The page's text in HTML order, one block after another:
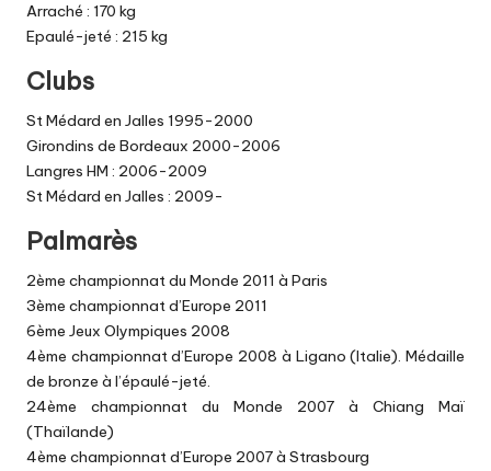
Arraché : 170 kg
Epaulé-jeté : 215 kg
Clubs
St Médard en Jalles 1995-2000
Girondins de Bordeaux 2000-2006
Langres HM : 2006-2009
St Médard en Jalles : 2009-
Palmarès
2ème championnat du Monde 2011 à Paris
3ème championnat d’Europe 2011
6ème Jeux Olympiques 2008
4ème championnat d’Europe 2008 à Ligano (Italie). Médaille
de bronze à l’épaulé-jeté.
24ème championnat du Monde 2007 à Chiang Maï
(Thaïlande)
4ème championnat d’Europe 2007 à Strasbourg